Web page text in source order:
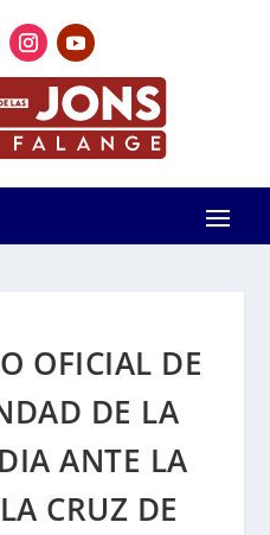
OFICIAL DE
DE LA
ANTE LA
CRUZ DE